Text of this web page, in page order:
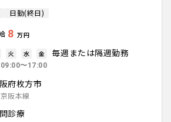
日勤(終日)
8 万円
火 水 金 毎週または隔週勤務
09:00〜17:00
府枚方市
京阪本線
診療